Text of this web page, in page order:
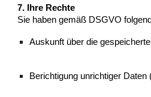
7. Ihre Rechte
Sie haben gemäß DSGVO
Auskunft über die
Berichtigung unrichtiger Daten